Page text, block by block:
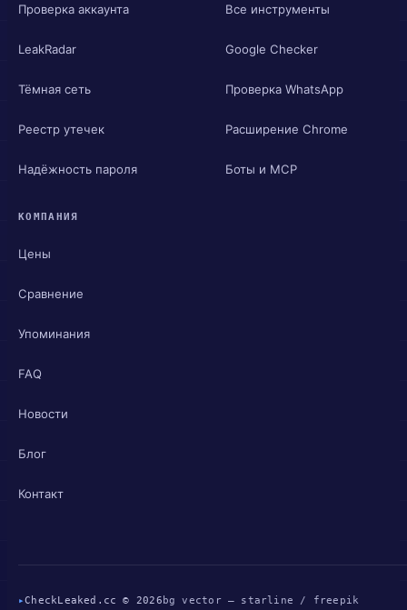
Проверка аккаунта
LeakRadar
Тёмная сеть
Реестр утечек
Надёжность пароля
Все инструменты
Google Checker
Проверка WhatsApp
Расширение Chrome
Боты и MCP
КОМПАНИЯ
Цены
Сравнение
Упоминания
FAQ
Новости
Блог
Контакт
▸CheckLeaked.cc © 2026 bg vector — starline / freepik